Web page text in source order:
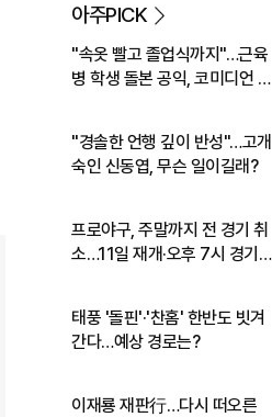
아주PICK
"속옷 빨고 졸업식까지"…근육
병 학생 돌본 공익, 코미디언 김
"경솔한 언행 깊이 반성"…고개
숙인 신동엽, 무슨 일이길래?
프로야구, 주말까지 전 경기 취
소…11일 재개·오후 7시 경기
태풍 '돌핀'·'찬홈' 한반도 빗겨
간다…예상 경로는?
이재룡 재판行…다시 떠오른